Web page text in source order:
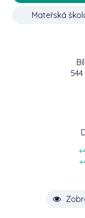
Mateřská